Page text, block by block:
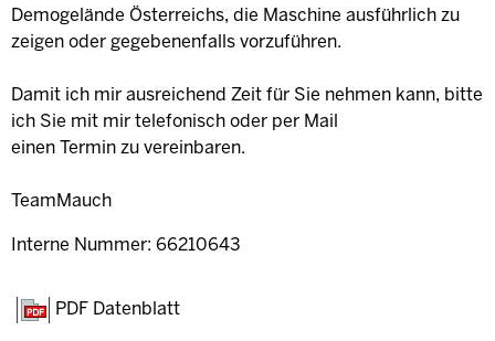
Demogelände Österreichs, die Maschine ausführlich zu
zeigen oder gegebenenfalls vorzuführen.
Damit ich mir ausreichend Zeit für Sie nehmen kann, bitte
ich Sie mit mir telefonisch oder per Mail
einen Termin zu vereinbaren.
TeamMauch
Interne Nummer: 66210643
PDF Datenblatt